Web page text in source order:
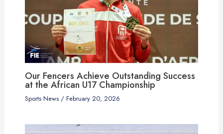
Our Fencers Achieve Outstanding Success
at the African U17 Championship
Sports News/ February 20, 2026